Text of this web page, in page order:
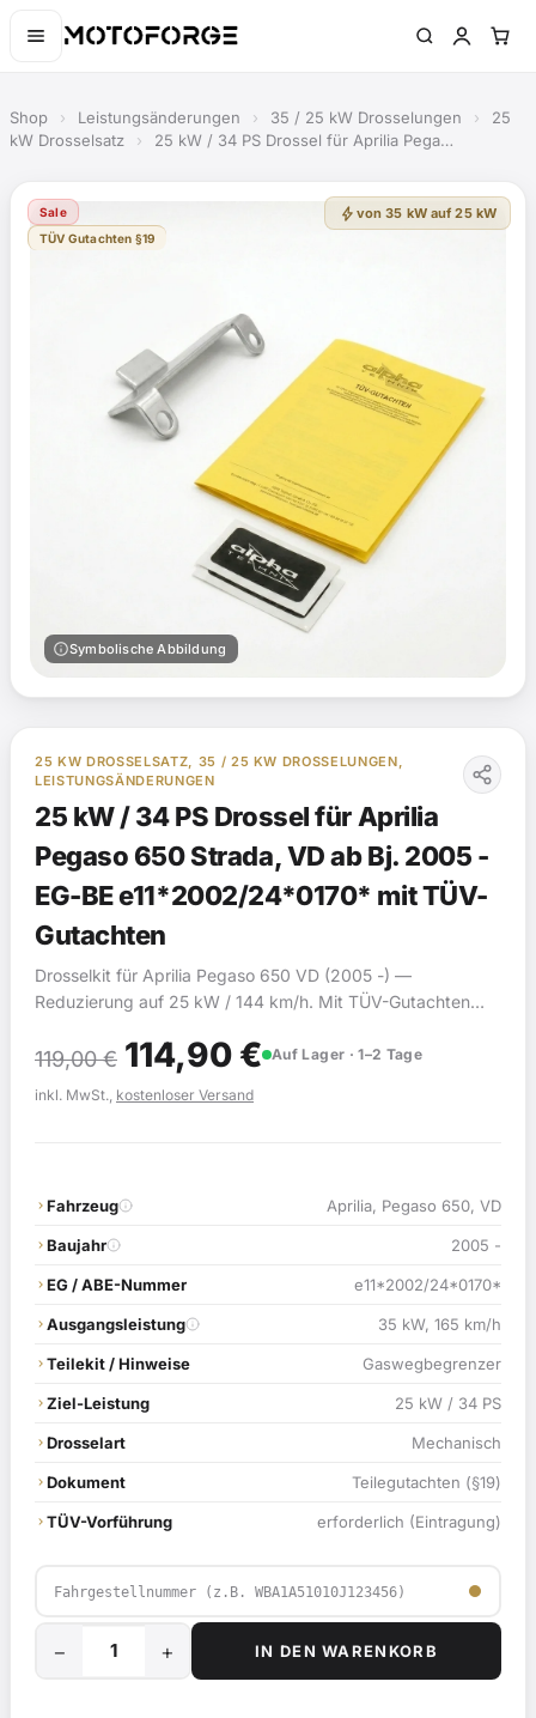
Shop › Leistungsänderungen › 35 / 25 kW Drosselungen ›
25
kW Drosselsatz
› 25 kW / 34 PS Drossel für Aprilia Pega…
Sale
TÜV Gutachten §19
bolt von 35 kW auf 25 kW
infoSymbolische Abbildung
25 KW DROSSELSATZ, 35 / 25 KW DROSSELUNGEN,
LEISTUNGSÄNDERUNGEN
25 kW / 34 PS Drossel für Aprilia
Pegaso 650 Strada, VD ab Bj. 2005 -
EG-BE e11*2002/24*0170* mit TÜV-
Gutachten
Drosselkit für Aprilia Pegaso 650 VD (2005 -) —
Reduzierung auf 25 kW / 144 km/h. Mit TÜV-Gutachten
119,00€ Ursprünglicher
Preis
119,00 €
114,90 €Aktueller
114,90 €.
Auf Lager · 1–2 Tage
inkl. MwSt., kostenloser Versand
Fahrzeug Aprilia, Pegaso 650, VD
Baujahr 2005 -
EG / ABE-Nummer e11*2002/24*0170*
Ausgangsleistung 35 kW, 165 km/h
Teilekit / Hinweise Gaswegbegrenzer
Ziel-Leistung 25 kW / 34 PS
Drosselart Mechanisch
Dokument Teilegutachten (§19)
TÜV-Vorführung erforderlich (Eintragung)
− + IN DEN WARENKORB